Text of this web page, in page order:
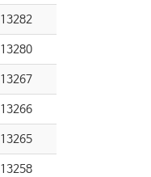
13282
13280
13267
13266
13265
13258